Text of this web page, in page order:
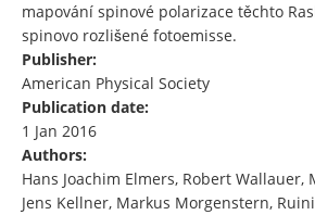
mapování spinové polarizace těchto
spinovo rozlišené fotoemisse.
Publisher:
American Physical Society
Publication date:
1 Jan 2016
Authors:
Hans Joachim Elmers, Robert Wallauer,
Jens Kellner, Markus Morgenstern,